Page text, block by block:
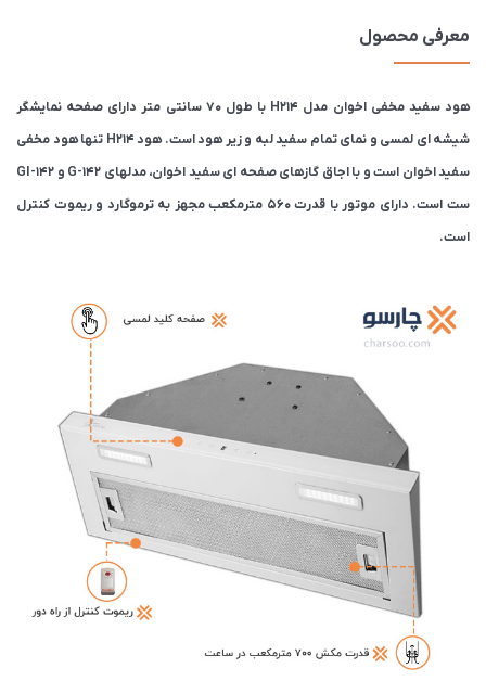
معرفی محصول
هود سفید مخفی اخوان مدل H214 با طول ۷۰ سانتی متر دارای صفحه نمایشگر
شیشه ای لمسی و نمای تمام سفید لبه و زیر هود است. هود H214 تنها هود مخفی
سفید اخوان است و با اجاق گازهای صفحه ای سفید اخوان، مدلهای G-142 و GI-142
ست است. دارای موتور با قدرت 560 مترمکعب مجهز به ترموگارد و ریموت کنترل
است.